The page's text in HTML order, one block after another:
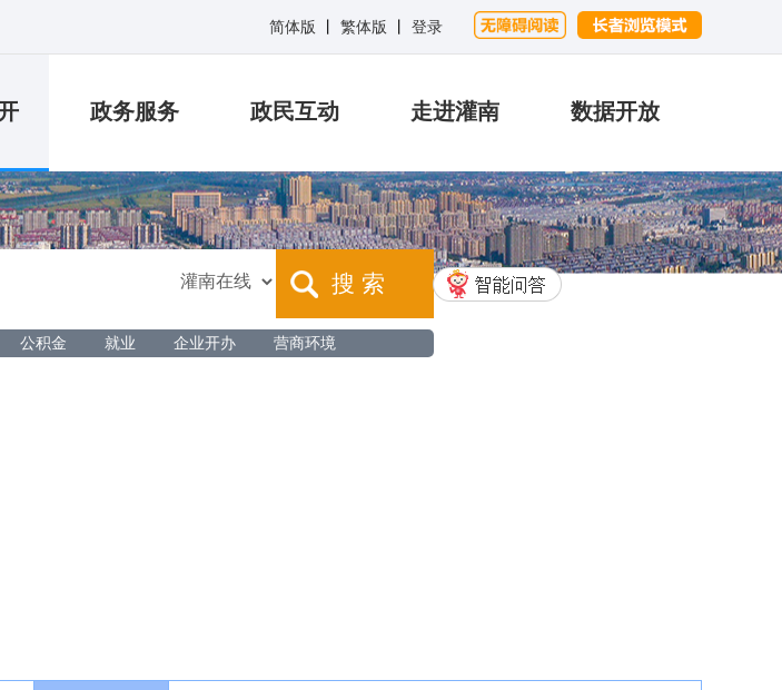
简体版 繁体版 登录
政务服务 政民互动 走进灌南 数据开放
搜 索
公积金 就业 企业开办 营商环境